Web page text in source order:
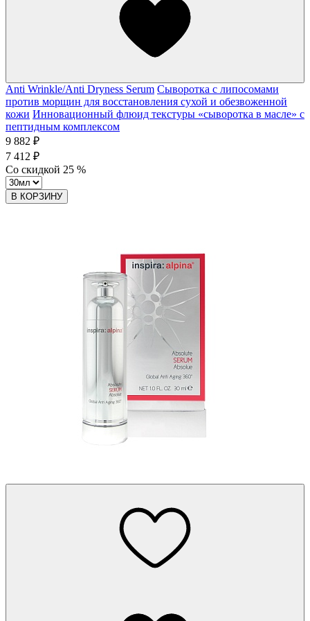
Anti Wrinkle/Anti Dryness Serum Сыворотка с липосомами
против морщин для восстановления сухой и обезвоженной
кожи Инновационный флюид текстуры «сыворотка в масле» с
пептидным комплексом
9 882 ₽
7 412 ₽
Со скидкой 25 %
В КОРЗИНУ